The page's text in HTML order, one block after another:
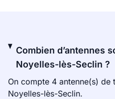
Combien d’antennes
Noyelles-lès-Seclin ?
On compte 4 antenne(s) de
Noyelles-lès-Seclin.